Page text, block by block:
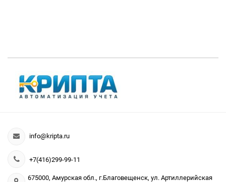
info@kripta.ru
+7(416)299-99-11
675000, Амурская обл., г.Благовещенск, ул. Артиллерийская